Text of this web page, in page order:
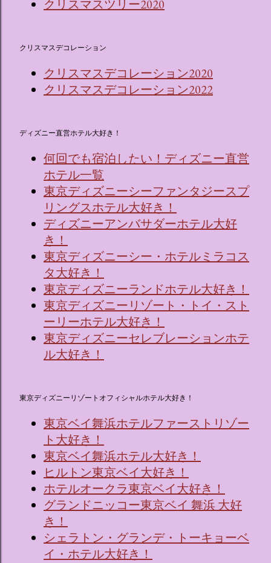
クリスマスツリー2020
クリスマスデコレーション
クリスマスデコレーション2020
クリスマスデコレーション2022
ディズニー直営ホテル大好き！
何回でも宿泊したい！ディズニー直営
ホテル一覧
東京ディズニーシーファンタジースプ
リングスホテル大好き！
ディズニーアンバサダーホテル大好
き！
東京ディズニーシー・ホテルミラコス
タ大好き！
東京ディズニーランドホテル大好き！
東京ディズニーリゾート・トイ・スト
ーリーホテル大好き！
東京ディズニーセレブレーションホテ
ル大好き！
東京ディズニーリゾートオフィシャルホテル大好き！
東京ベイ舞浜ホテルファーストリゾー
ト大好き！
東京ベイ舞浜ホテル大好き！
ヒルトン東京ベイ大好き！
ホテルオークラ東京ベイ大好き！
グランドニッコー東京ベイ 舞浜 大好
き！
シェラトン・グランデ・トーキョーベ
イ・ホテル大好き！